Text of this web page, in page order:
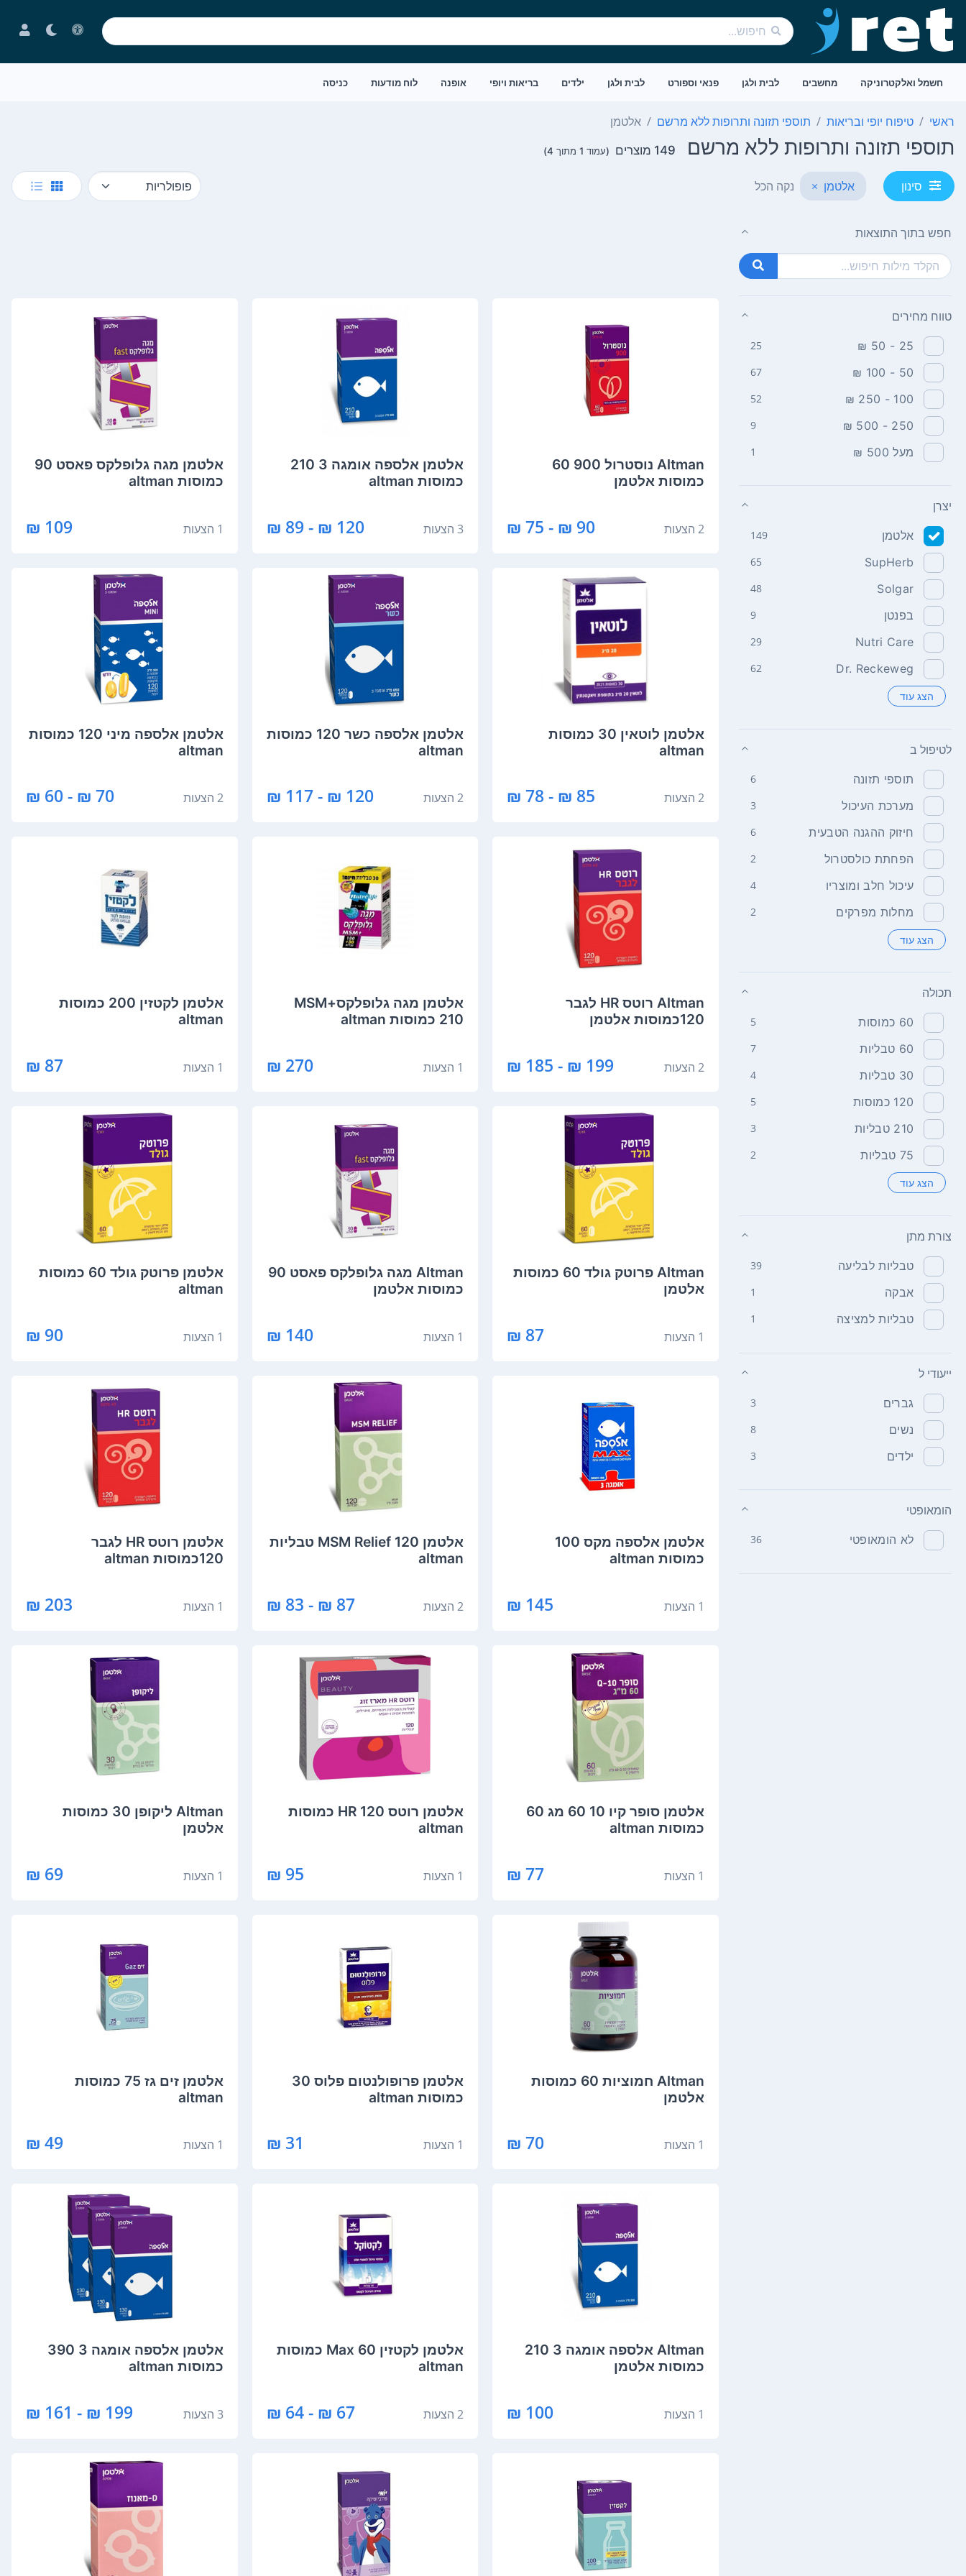
חשמל ואלקטרוניקה מחשבים לבית ולגן פנאי וספורט לבית ולגן ילדים בריאות ויופי אופנה לוח מודעות כניסה
ראשי טיפוח יופי ובריאות תוספי תזונה ותרופות ללא מרשם אלטמן
תוספי תזונה ותרופות ללא מרשם 149 מוצרים (עמוד 1 מתוך 4)
סינון אלטמן × נקה הכל
חפש בתוך התוצאות
טווח מחירים
25 - 50 ₪
25
50 - 100 ₪
67
100 - 250 ₪
52
250 - 500 ₪
9
מעל 500 ₪ 1
יצרן
אלטמן 149
SupHerb
65
Solgar
48
בפנטן 9
Nutri Care
29
Dr. Reckeweg
62
הצג עוד
לטיפול ב
תוספי תזונה 6
מערכת העיכול 3
חיזוק ההגנה הטבעית 6
הפחתת כולסטרול 2
עיכול חלב ומוצריו 4
מחלות מפרקים 2
הצג עוד
תכולה
60 כמוסות 5
60 טבליות 7
30 טבליות 4
120 כמוסות 5
210 טבליות 3
75 טבליות 2
הצג עוד
צורת מתן
טבליות לבליעה 39
אבקה 1
טבליות למציצה 1
ייעודי ל
גברים 3
נשים 8
ילדים 3
הומאופטי
לא הומאופטי 36
Altman נוסטרול 900 60
כמוסות אלטמן
2 הצעות 90 ₪ - 75 ₪
‏אלטמן אלספה אומגה 3 210
כמוסות altman
3 הצעות 120 ₪ - 89 ₪
‏אלטמן מגה גלופלקס פאסט 90
כמוסות altman
1 הצעות 109 ₪
‏אלטמן לוטאין 30 כמוסות
altman
2 הצעות 85 ₪ - 78 ₪
‏אלטמן אלספה כשר 120 כמוסות
altman
2 הצעות 120 ₪ - 117 ₪
‏אלטמן אלספה מיני 120 כמוסות
altman
2 הצעות 70 ₪ - 60 ₪
Altman רוטס HR לגבר
120כמוסות אלטמן
2 הצעות 199 ₪ - 185 ₪
‏אלטמן מגה גלופלקס+MSM
210 כמוסות altman
1 הצעות 270 ₪
‏אלטמן לקטזין 200 כמוסות
altman
1 הצעות 87 ₪
Altman פרוטק גולד 60 כמוסות
אלטמן
1 הצעות 87 ₪
Altman מגה גלופלקס פאסט 90
כמוסות אלטמן
1 הצעות 140 ₪
‏אלטמן פרוטק גולד 60 כמוסות
altman
1 הצעות 90 ₪
‏אלטמן אלספה מקס 100
כמוסות altman
1 הצעות 145 ₪
‏אלטמן MSM Relief 120 טבליות
altman
2 הצעות 87 ₪ - 83 ₪
‏אלטמן רוטס HR לגבר
120כמוסות altman
1 הצעות 203 ₪
‏אלטמן סופר קיו 10 60 מג 60
כמוסות altman
1 הצעות 77 ₪
‏אלטמן רוטס HR 120 כמוסות
altman
1 הצעות 95 ₪
Altman ליקופן 30 כמוסות
אלטמן
1 הצעות 69 ₪
Altman חמוציות 60 כמוסות
אלטמן
1 הצעות 70 ₪
‏אלטמן פרופולנטום פלוס 30
כמוסות altman
1 הצעות 31 ₪
‏אלטמן זים גז 75 כמוסות
altman
1 הצעות 49 ₪
Altman אלספה אומגה 3 210
כמוסות אלטמן
1 הצעות 100 ₪
‏אלטמן לקטזין Max 60 כמוסות
altman
2 הצעות 67 ₪ - 64 ₪
‏אלטמן אלספה אומגה 3 390
כמוסות altman
3 הצעות 199 ₪ - 161 ₪